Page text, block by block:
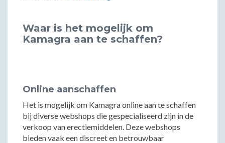
Waar is het mogelijk om
Kamagra aan te schaffen?
Online aanschaffen
Het is mogelijk om Kamagra online aan te schaffen
bij diverse webshops die gespecialiseerd zijn in de
verkoop van erectiemiddelen. Deze webshops
bieden vaak een discreet en betrouwbaar